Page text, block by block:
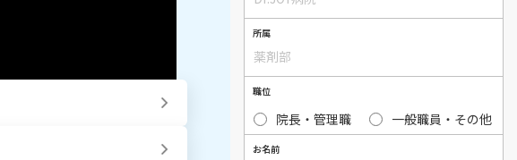
所属
職位
院長・管理職 一般職員・その他
お名前